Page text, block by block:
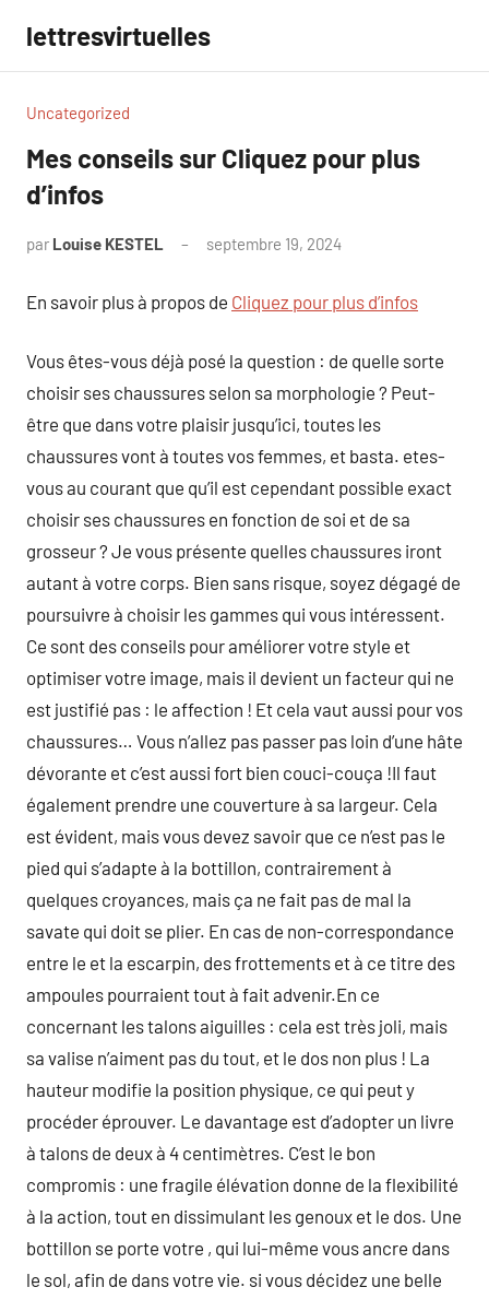
contenu
lettresvirtuelles
Uncategorized
Mes conseils sur Cliquez pour plus
d’infos
par Louise KESTEL septembre 19, 2024
En savoir plus à propos de Cliquez pour plus d’infos
Vous êtes-vous déjà posé la question : de quelle sorte
choisir ses chaussures selon sa morphologie ? Peut-
être que dans votre plaisir jusqu’ici, toutes les
chaussures vont à toutes vos femmes, et basta. etes-
vous au courant que qu’il est cependant possible exact
choisir ses chaussures en fonction de soi et de sa
grosseur ? Je vous présente quelles chaussures iront
autant à votre corps. Bien sans risque, soyez dégagé de
poursuivre à choisir les gammes qui vous intéressent.
Ce sont des conseils pour améliorer votre style et
optimiser votre image, mais il devient un facteur qui ne
est justifié pas : le affection ! Et cela vaut aussi pour vos
chaussures… Vous n’allez pas passer pas loin d’une hâte
dévorante et c’est aussi fort bien couci-couça !Il faut
également prendre une couverture à sa largeur. Cela
est évident, mais vous devez savoir que ce n’est pas le
pied qui s’adapte à la bottillon, contrairement à
quelques croyances, mais ça ne fait pas de mal la
savate qui doit se plier. En cas de non-correspondance
entre le et la escarpin, des frottements et à ce titre des
ampoules pourraient tout à fait advenir.En ce
concernant les talons aiguilles : cela est très joli, mais
sa valise n’aiment pas du tout, et le dos non plus ! La
hauteur modifie la position physique, ce qui peut y
procéder éprouver. Le davantage est d’adopter un livre
à talons de deux à 4 centimètres. C’est le bon
compromis : une fragile élévation donne de la flexibilité
à la action, tout en dissimulant les genoux et le dos. Une
bottillon se porte votre , qui lui-même vous ancre dans
le sol, afin de dans votre vie. si vous décidez une belle